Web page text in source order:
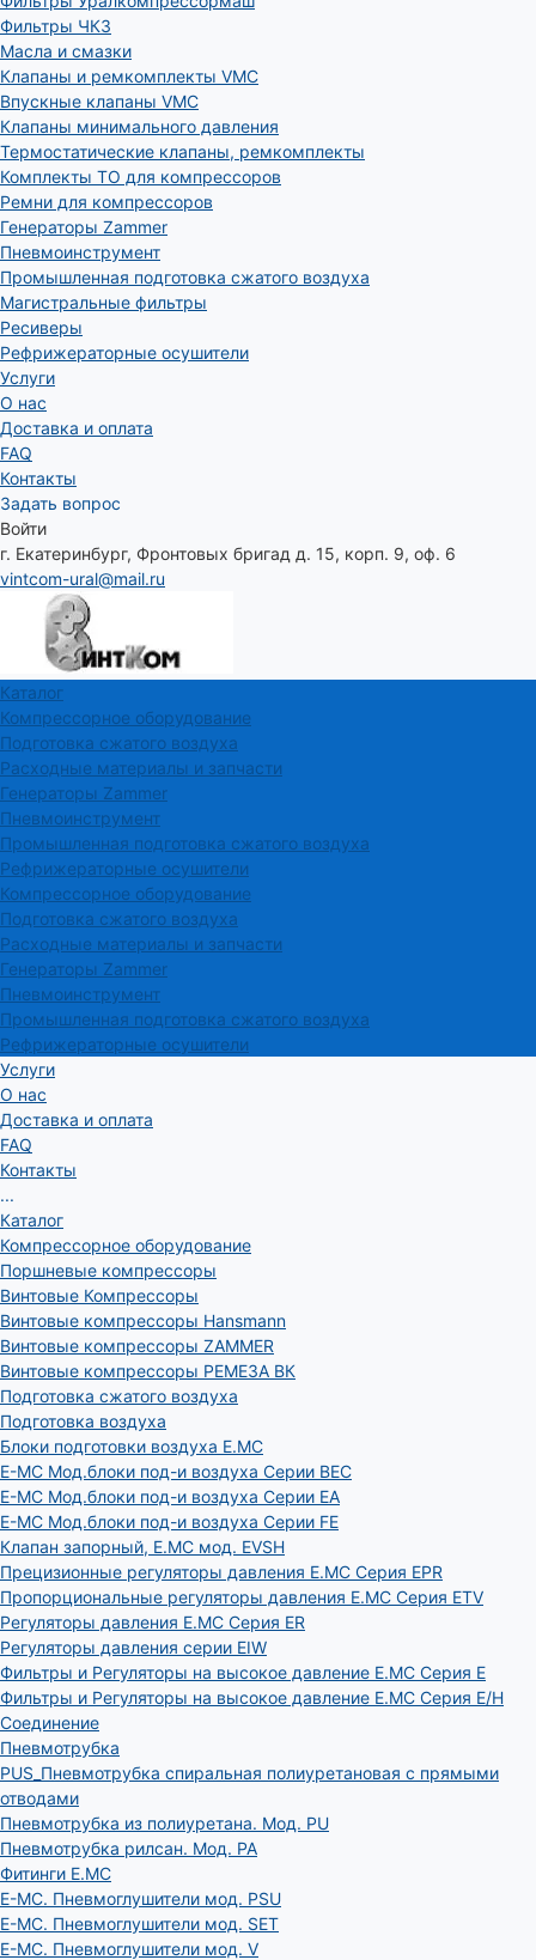
Фильтры ЧКЗ
Масла и смазки
Клапаны и ремкомплекты VMC
Впускные клапаны VMC
Клапаны минимального давления
Термостатические клапаны, ремкомплекты
Комплекты ТО для компрессоров
Ремни для компрессоров
Генераторы Zammer
Пневмоинструмент
Промышленная подготовка сжатого воздуха
Магистральные фильтры
Ресиверы
Рефрижераторные осушители
Услуги
О нас
Доставка и оплата
FAQ
Контакты
Задать вопрос
Войти
г. Екатеринбург, Фронтовых бригад д. 15, корп. 9, оф. 6
vintcom-ural@mail.ru
Каталог
Компрессорное оборудование
Подготовка сжатого воздуха
Расходные материалы и запчасти
Генераторы Zammer
Пневмоинструмент
Промышленная подготовка сжатого воздуха
Рефрижераторные осушители
Компрессорное оборудование
Подготовка сжатого воздуха
Расходные материалы и запчасти
Генераторы Zammer
Пневмоинструмент
Промышленная подготовка сжатого воздуха
Рефрижераторные осушители
Услуги
О нас
Доставка и оплата
FAQ
Контакты
...
Каталог
Компрессорное оборудование
Поршневые компрессоры
Винтовые Компрессоры
Винтовые компрессоры Hansmann
Винтовые компрессоры ZAMMER
Винтовые компрессоры РЕМЕЗА ВК
Подготовка сжатого воздуха
Подготовка воздуха
Блоки подготовки воздуха E.MC
E-MC Мод.блоки под-и воздуха Серии BEC
E-MC Мод.блоки под-и воздуха Серии EA
E-MC Мод.блоки под-и воздуха Серии FE
Клапан запорный, E.MC мод. EVSH
Прецизионные регуляторы давления E.MC Серия EPR
Пропорциональные регуляторы давления E.MC Серия ETV
Регуляторы давления E.MC Серия ER
Регуляторы давления серии EIW
Фильтры и Регуляторы на высокое давление E.MC Серия E
Фильтры и Регуляторы на высокое давление E.MC Серия E/H
Соединение
Пневмотрубка
PUS_Пневмотрубка спиральная полиуретановая с прямыми
отводами
Пневмотрубка из полиуретана. Мод. РU
Пневмотрубка рилсан. Мод. PA
Фитинги E.MC
E-MC. Пневмоглушители мод. PSU
E-MC. Пневмоглушители мод. SET
E-MC. Пневмоглушители мод. V